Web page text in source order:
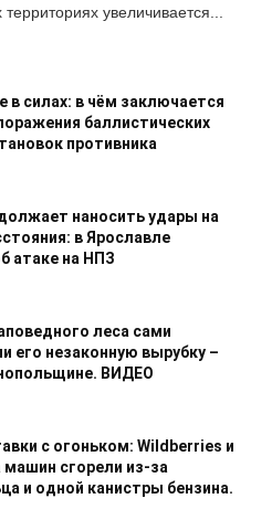
увеличивается...
силах: в чём заключается
баллистических
противника
наносить удары на
в Ярославле
атаке на НПЗ
леса сами
его незаконную вырубку –
ВИДЕО
с огоньком: Wildberries и
машин сгорели из-за
и одной канистры бензина.